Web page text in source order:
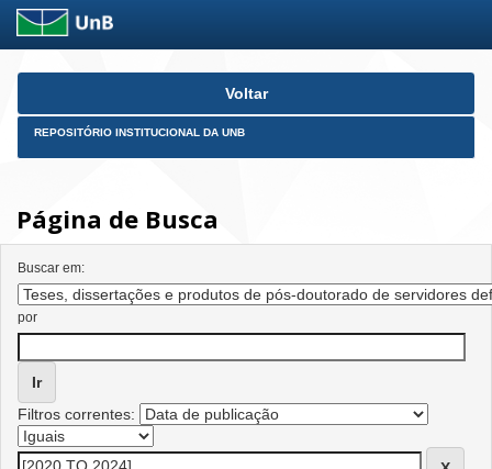
Skip
Voltar
REPOSITÓRIO INSTITUCIONAL DA UNB
Página de Busca
Buscar em:
por
Filtros correntes: